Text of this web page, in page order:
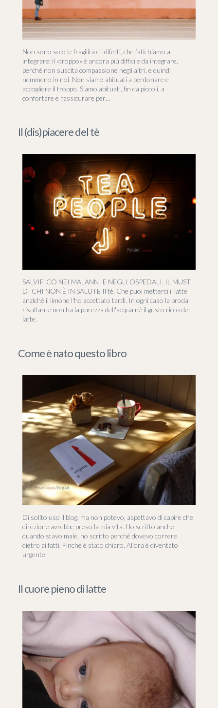
Non sono solo le fragilità e i difetti, che fatichiamo a
integrare: il «troppo» è ancora più difficile da integrare,
perché non suscita compassione negli altri, e quindi
nemmeno in noi. Non siamo abituati a perdonare e
accogliere il troppo. Siamo abituati, fin da piccoli, a
confortare e rassicurare per…
Il (dis)piacere del tè
SALVIFICO NEI MALANNI E NEGLI OSPEDALI. IL MUST
DI CHI NON È IN SALUTE Il tè. Che puoi metterci il latte
anziché il limone l'ho accettato tardi. In ogni caso la broda
risultante non ha la purezza dell'acqua né il gusto ricco del
latte.
Come è nato questo libro
Di solito uso il blog, ma non potevo, aspettavo di capire che
direzione avrebbe preso la mia vita. Ho scritto anche
quando stavo male, ho scritto perché dovevo correre
dietro ai fatti. Finché è stato chiaro. Allora è diventato
urgente.
Il cuore pieno di latte